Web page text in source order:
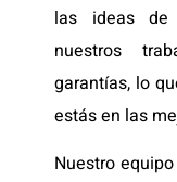
las ideas de
nuestros
garantías, lo
estás en las
Nuestro